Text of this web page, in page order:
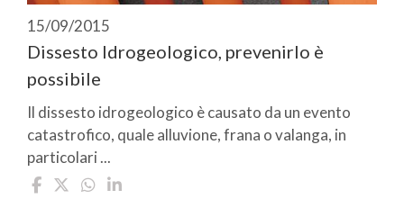
15/09/2015
Dissesto Idrogeologico, prevenirlo è
possibile
Il dissesto idrogeologico è causato da un evento
catastrofico, quale alluvione, frana o valanga, in
particolari ...